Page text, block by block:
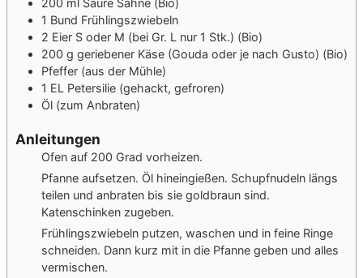
200 ml Saure Sahne (Bio)
1 Bund Frühlingszwiebeln
2 Eier S oder M (bei Gr. L nur 1 Stk.) (Bio)
200 g geriebener Käse (Gouda oder je nach Gusto) (Bio)
Pfeffer (aus der Mühle)
1 EL Petersilie (gehackt, gefroren)
Öl (zum Anbraten)
Anleitungen
Ofen auf 200 Grad vorheizen.
Pfanne aufsetzen. Öl hineingießen. Schupfnudeln längs
teilen und anbraten bis sie goldbraun sind.
Katenschinken zugeben.
Frühlingszwiebeln putzen, waschen und in feine Ringe
schneiden. Dann kurz mit in die Pfanne geben und alles
vermischen.